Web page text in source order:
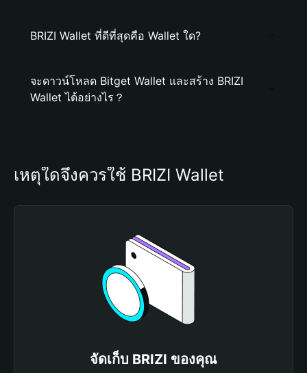
BRIZI Wallet ที่ดีที่สุดคือ Wallet ใด?
จะดาวน์โหลด Bitget Wallet และสร้าง BRIZI
Wallet ได้อย่างไร？
เหตุใดจึงควรใช้ BRIZI Wallet
จัดเก็บ BRIZI ของคุณ